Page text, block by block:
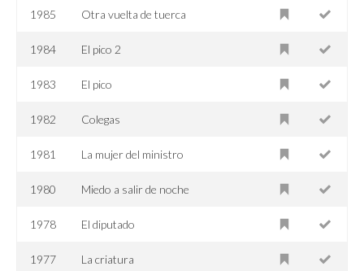
1985 Otra vuelta de tuerca
1984 El pico 2
1983 El pico
1982 Colegas
1981 La mujer del ministro
1980 Miedo a salir de noche
1978 El diputado
1977 La criatura